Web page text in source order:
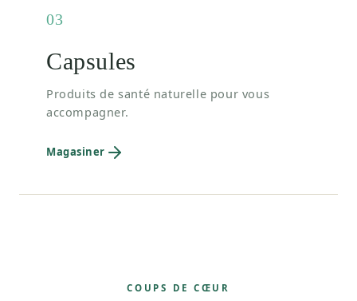
03
Capsules
Produits de santé naturelle pour vous
accompagner.
Magasiner
COUPS DE CŒUR